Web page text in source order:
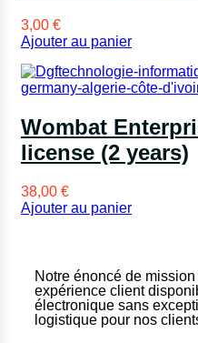
3,00 €
Ajouter au panier
Wombat
license (2 years)
38,00 €
Ajouter au panier
Notre énoncé de
expérience client
électronique sans
logistique pour nos